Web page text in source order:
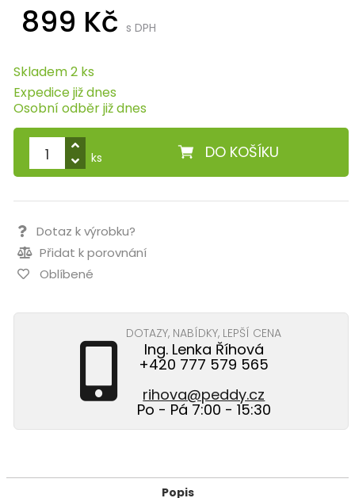
899 Kč s DPH
Skladem 2 ks
Expedice již dnes
Osobní odběr již dnes
DO KOŠÍKU
ks
Dotaz k výrobku?
Přidat k porovnání
Oblíbené
DOTAZY, NABÍDKY, LEPŠÍ CENA
Ing. Lenka Říhová
+420 777 579 565
rihova@peddy.cz
Po - Pá 7:00 - 15:30
Popis